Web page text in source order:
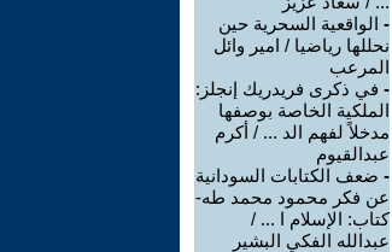
- الواقعية السحرية حين
نحللها رياضيا / امير وائل
المرعب
- في ذكرى فريدريك إنجلز:
الملكية الخاصة بوصفها
مدخلاً لفهم الد ... / أكرم
عبدالقيوم
- ضعف الكتابات السودانية
عن فكر محمود محمد طه-
كتاب: الإسلام ا ... /
عبدالله الفكي البشير